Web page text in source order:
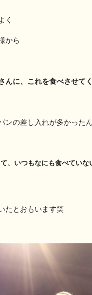
く
から
んに、これを食べさせてく
ンの差し入れが多かった
、いつもなにも食べていな
たとおもいます笑